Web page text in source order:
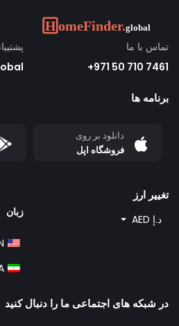
تماس با ما
7461 710 50 971+
برنامه ها
دانلود بر روی
فروشگاه اپل
تغییر ارز
د.إ AED
زبان
در شبکه های اجتماعی ما را دنبال کنید